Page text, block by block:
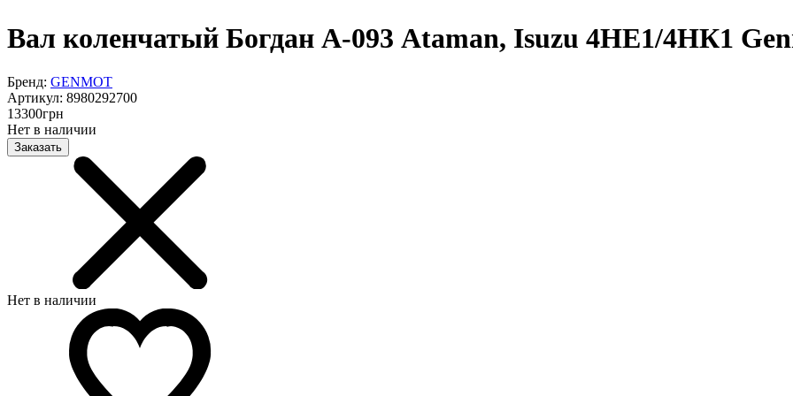
Вал коленчатый Богдан А-093 Ataman, Isuzu 4НЕ1/4НК1
Бренд: GENMOT
Артикул: 8980292700
13300грн
Нет в наличии
Заказать
Нет в наличии